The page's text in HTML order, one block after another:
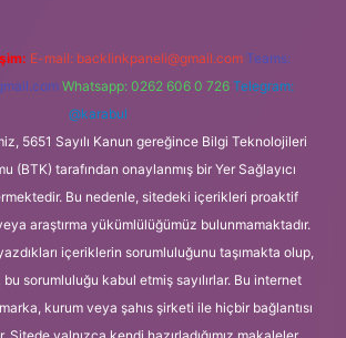
E-mail: backlinkpaneli@gmail.com Teams:
Whatsapp: 0262 606 0 726 Telegram:
@karabul
5651 Sayılı Kanun gereğince Bilgi Teknolojileri
(BTK) tarafından onaylanmış bir Yer Sağlayıcı
Bu nedenle, sitedeki içerikleri proaktif
araştırma yükümlülüğümüz bulunmamaktadır.
içeriklerin sorumluluğunu taşımakta olup,
sorumluluğu kabul etmiş sayılırlar. Bu internet
kurum veya şahıs şirketi ile hiçbir bağlantısı